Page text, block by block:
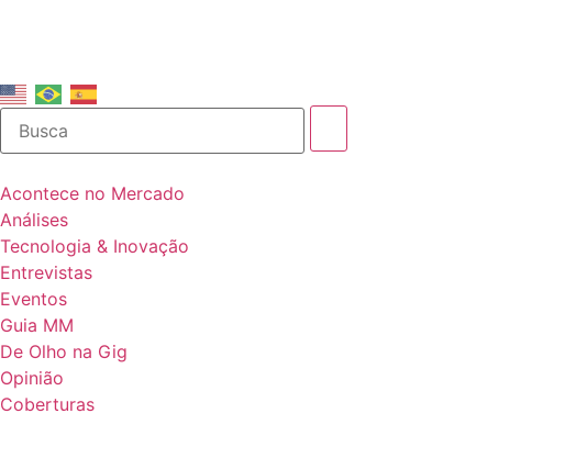
Acontece no Mercado
Análises
Tecnologia & Inovação
Entrevistas
Eventos
Guia MM
De Olho na Gig
Opinião
Coberturas